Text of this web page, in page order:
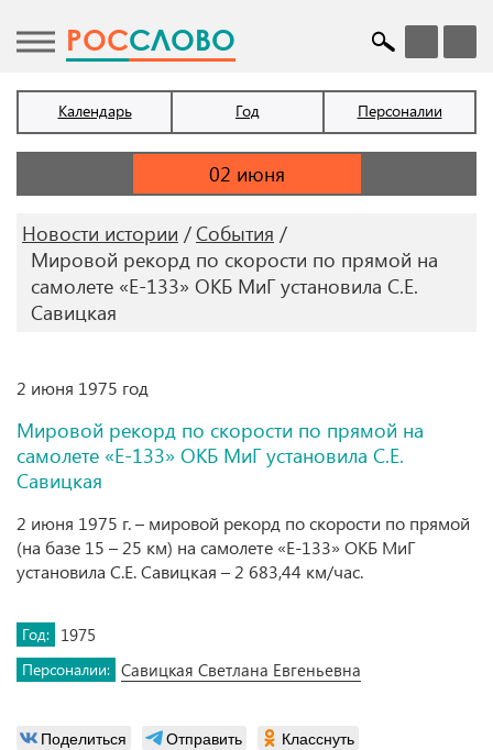
POCСЛОВО
Календарь Год Персоналии
Новости истории
События
Мировой рекорд по скорости по прямой на
самолете «Е-133» ОКБ МиГ установила С.Е.
Савицкая
2 июня 1975 год
Мировой рекорд по скорости по прямой на
самолете «Е-133» ОКБ МиГ установила С.Е.
Савицкая
2 июня 1975 г. – мировой рекорд по скорости по прямой
(на базе 15 – 25 км) на самолете «Е-133» ОКБ МиГ
установила С.Е. Савицкая – 2 683,44 км/час.
Год: 1975
Персоналии: Савицкая Светлана Евгеньевна
Поделиться Отправить
Класснуть